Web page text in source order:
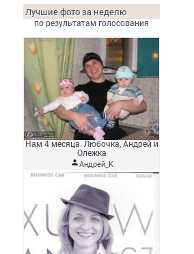
Лучшие фото за неделю
по результатам голосования
Нам 4 месяца. Любочка, Андрей и
Олежка
Андрей_K